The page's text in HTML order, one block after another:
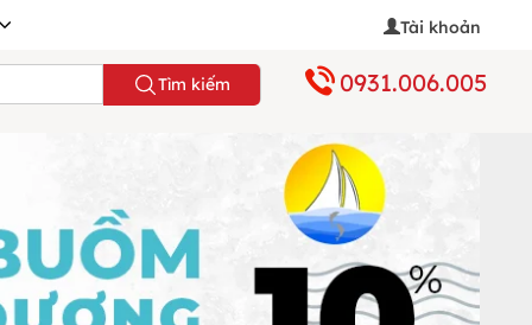
Tài khoản
Tìm kiếm 0931.006.005